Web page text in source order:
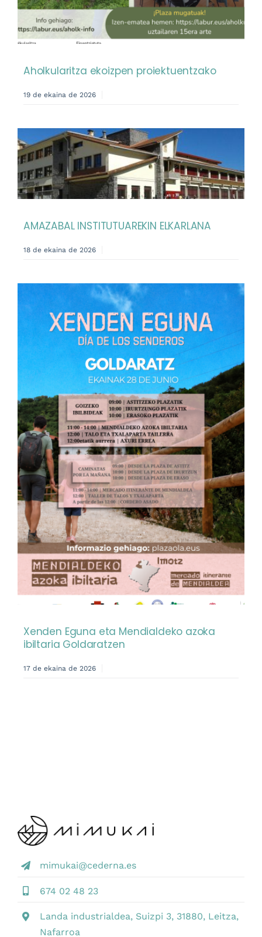
Aholkularitza ekoizpen proiektuentzako
19 de ekaina de 2026
AMAZABAL INSTITUTUAREKIN ELKARLANA
18 de ekaina de 2026
Xenden Eguna eta Mendialdeko azoka
ibiltaria Goldaratzen
17 de ekaina de 2026
mimukai@cederna.es
674 02 48 23
Landa industrialdea, Suizpi 3, 31880, Leitza,
Nafarroa